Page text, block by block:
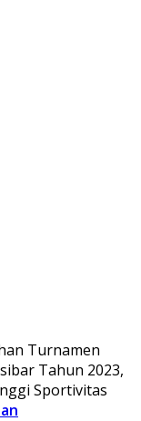
Turnamen
Tahun 2023,
Sportivitas